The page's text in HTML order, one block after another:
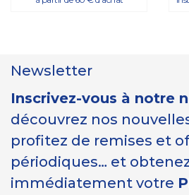
Newsletter
Inscrivez-vous à notre
découvrez nos
profitez de remises et
périodiques… et
immédiatement votre